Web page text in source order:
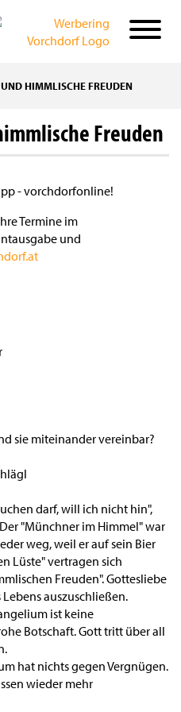
HIMMLISCHE FREUDEN
Freuden
- vorchdorfonline!
Termine im
und
sie miteinander vereinbar?
darf, will ich nicht hin",
"Münchner im Himmel" war
weg, weil er auf sein Bier
Lüste" vertragen sich
Freuden". Gottesliebe
auszuschließen.
ist keine
Botschaft. Gott tritt über all
hat nichts gegen Vergnügen.
wieder mehr